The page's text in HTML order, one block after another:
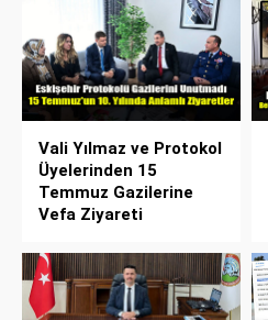
Vali Yılmaz ve Protokol
Üyelerinden 15
Temmuz Gazilerine
Vefa Ziyareti